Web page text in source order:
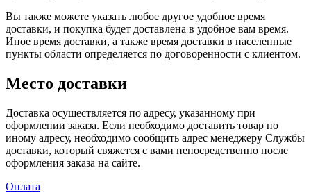
Вы также можете указать любое другое удобное время
доставки, и покупка будет доставлена в удобное вам время.
Иное время доставки, а также время доставки в населенные
пункты области определяется по договоренности с клиентом.
Место доставки
Доставка осуществляется по адресу, указанному при
оформлении заказа. Если необходимо доставить товар по
иному адресу, необходимо сообщить адрес менеджеру Службы
доставки, который свяжется с вами непосредственно после
оформления заказа на сайте.
Оплата